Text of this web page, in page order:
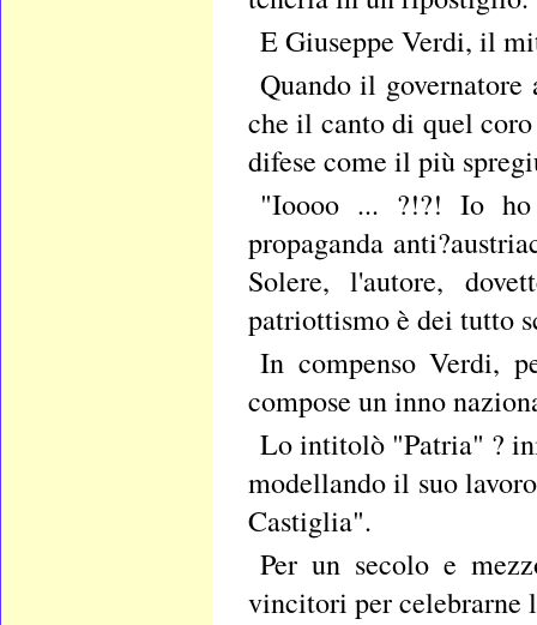
E Giuseppe Verdi, il
Quando il
che il canto di quel
difese come il più
"Ioooo ... ?!?! Io ho
propaganda
Solere, l'autore,
patriottismo è dei tutto
In compenso Verdi,
compose un inno
Lo intitolò "Patria" ?
modellando il suo
Castiglia".
Per un secolo e
vincitori per celebrarne